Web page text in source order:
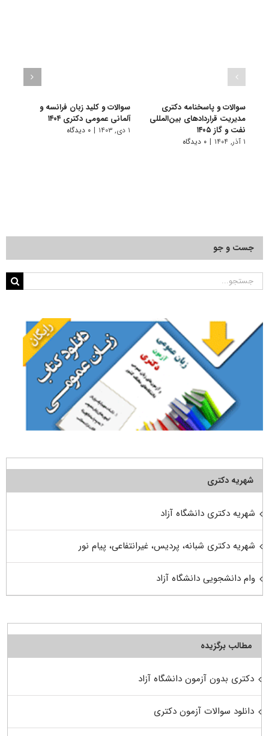
سوالات و پاسخنامه دکتری
مدیریت قراردادهای بین‌المللی
نفت و گاز ۱۴۰۵
۱ آذر, ۱۴۰۴ | ۰ دیدگاه
سوالات و کلید زبان فرانسه و
آلمانی عمومی دکتری ۱۴۰۴
۱ دی, ۱۴۰۳ | ۰ دیدگاه
جست و جو
جستجو
شهریه دکتری
شهریه دکتری دانشگاه آزاد
شهریه دکتری شبانه، پردیس، غیرانتفاعی، پیام نور
وام دانشجویی دانشگاه آزاد
مطالب برگزیده
دکتری بدون آزمون دانشگاه آزاد
دانلود سوالات آزمون دکتری